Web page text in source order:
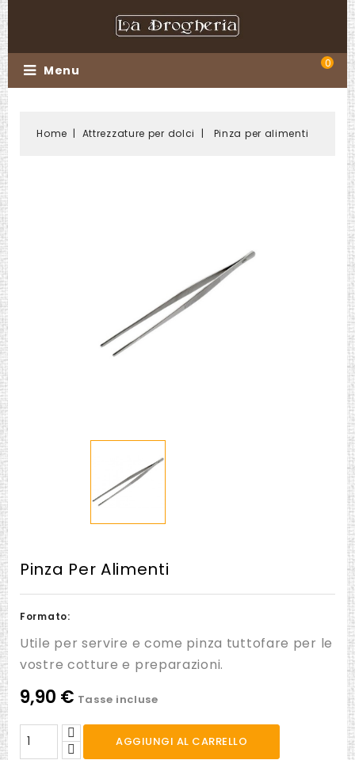
0
Menu
Home Attrezzature per dolci Pinza per alimenti
Pinza Per Alimenti
Formato:
Utile per servire e come pinza tuttofare per le
vostre cotture e preparazioni.
9,90 € Tasse incluse
AGGIUNGI AL CARRELLO